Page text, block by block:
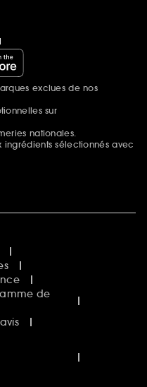
exclues de nos
sur
nationales.
ingrédients sélectionnés avec
de